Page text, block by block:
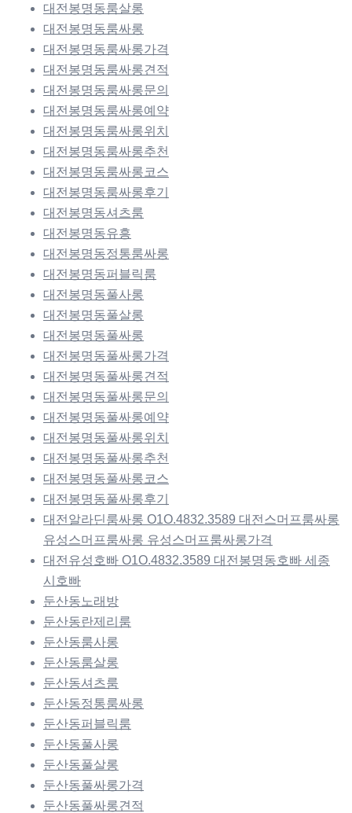
대전봉명동룸살롱
대전봉명동룸싸롱
대전봉명동룸싸롱가격
대전봉명동룸싸롱견적
대전봉명동룸싸롱문의
대전봉명동룸싸롱예약
대전봉명동룸싸롱위치
대전봉명동룸싸롱추천
대전봉명동룸싸롱코스
대전봉명동룸싸롱후기
대전봉명동셔츠룸
대전봉명동유흥
대전봉명동정통룸싸롱
대전봉명동퍼블릭룸
대전봉명동풀사롱
대전봉명동풀살롱
대전봉명동풀싸롱
대전봉명동풀싸롱가격
대전봉명동풀싸롱견적
대전봉명동풀싸롱문의
대전봉명동풀싸롱예약
대전봉명동풀싸롱위치
대전봉명동풀싸롱추천
대전봉명동풀싸롱코스
대전봉명동풀싸롱후기
대전알라딘룸싸롱 O1O.4832.3589 대전스머프룸싸롱
유성스머프룸싸롱 유성스머프룸싸롱가격
대전유성호빠 O1O.4832.3589 대전봉명동호빠 세종
시호빠
둔산동노래방
둔산동란제리룸
둔산동룸사롱
둔산동룸살롱
둔산동셔츠룸
둔산동정통룸싸롱
둔산동퍼블릭룸
둔산동풀사롱
둔산동풀살롱
둔산동풀싸롱가격
둔산동풀싸롱견적